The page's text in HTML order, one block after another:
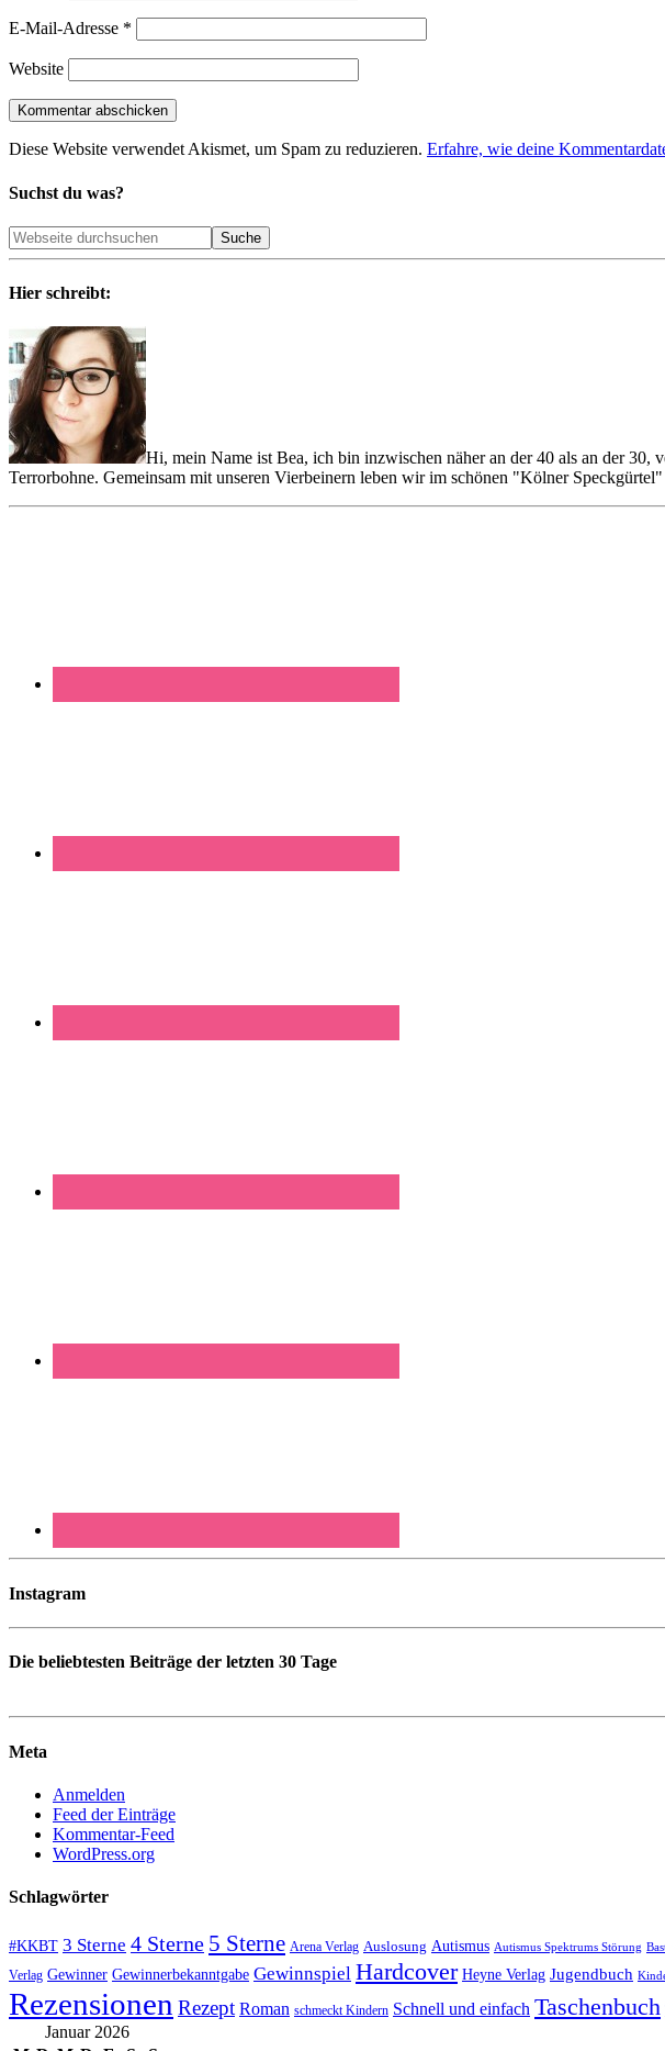
E-Mail-Adresse *
Website
Diese Website verwendet Akismet, um Spam zu reduzieren. Erfahre, wie deine
Suchst du was?
Hier schreibt:
Hi, mein Name ist Bea, ich bin inzwischen näher an der 40 als an der
Terrorbohne. Gemeinsam mit unseren Vierbeinern leben wir im schönen "Kölner
Instagram
Die beliebtesten Beiträge der letzten 30 Tage
Meta
Anmelden
Feed der Einträge
Kommentar-Feed
WordPress.org
Schlagwörter
#KKBT 3 Sterne 4 Sterne 5 Sterne Arena Verlag Auslosung Autismus Autismus Spektrums Störung
Verlag Gewinner Gewinnerbekanntgabe Gewinnspiel Hardcover Heyne Verlag Jugendbuch
Rezensionen Rezept Roman schmeckt Kindern Schnell und einfach Taschenbuch
Januar 2026